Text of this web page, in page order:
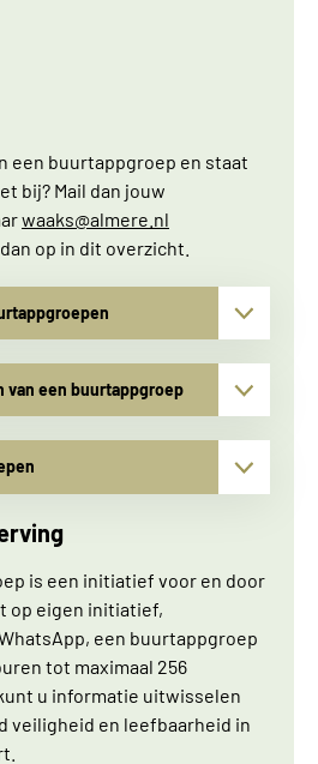
een buurtappgroep en staat
bij? Mail dan jouw
waaks@almere.nl
op in dit overzicht.
van een buurtappgroep
is een initiatief voor en door
op eigen initiatief,
een buurtappgroep
tot maximaal 256
u informatie uitwisselen
veiligheid en leefbaarheid in